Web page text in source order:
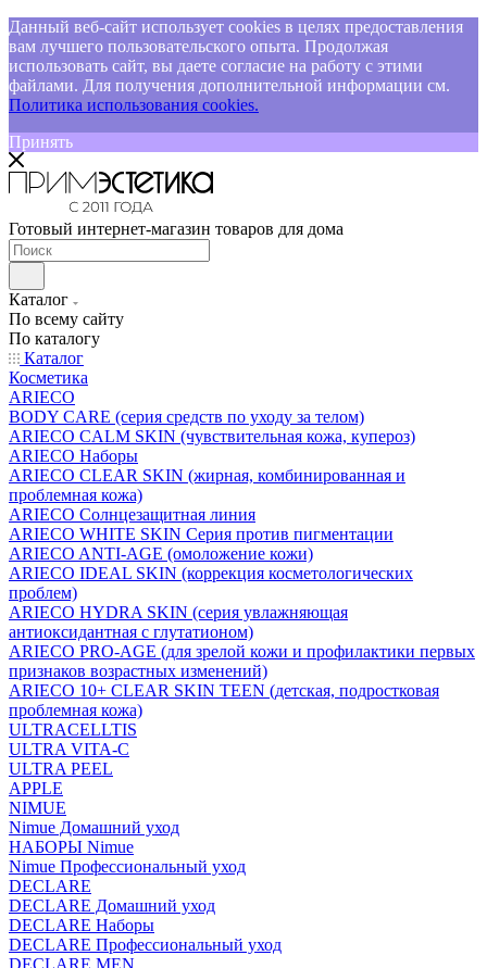
Данный веб-сайт использует cookies в целях предоставления
вам лучшего пользовательского опыта. Продолжая
использовать сайт, вы даете согласие на работу с этими
файлами. Для получения дополнительной информации см.
Политика использования cookies.
Принять
Готовый интернет-магазин товаров для дома
Каталог
По всему сайту
По каталогу
Каталог
Косметика
ARIECO
BODY CARE (серия средств по уходу за телом)
ARIECO CALM SKIN (чувствительная кожа, купероз)
ARIECO Наборы
ARIECO CLEAR SKIN (жирная, комбинированная и
проблемная кожа)
ARIECO Солнцезащитная линия
ARIECO WHITE SKIN Серия против пигментации
ARIECO ANTI-AGE (омоложение кожи)
ARIECO IDEAL SKIN (коррекция косметологических
проблем)
ARIECO HYDRA SKIN (серия увлажняющая
антиоксидантная с глутатионом)
ARIECO PRO-AGE (для зрелой кожи и профилактики первых
признаков возрастных изменений)
ARIECO 10+ CLEAR SKIN TEEN (детская, подростковая
проблемная кожа)
ULTRACELLTIS
ULTRA VITA-C
ULTRA PEEL
APPLE
NIMUE
Nimue Домашний уход
НАБОРЫ Nimue
Nimue Профессиональный уход
DECLARE
DECLARE Домашний уход
DECLARE Наборы
DECLARE Профессиональный уход
DECLARE MEN